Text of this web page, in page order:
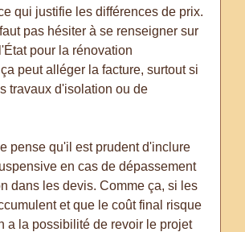
qui justifie les différences de prix.
pas hésiter à se renseigner sur
pour la rénovation
peut alléger la facture, surtout si
travaux d'isolation ou de
pense qu'il est prudent d'inclure
en cas de dépassement
dans les devis. Comme ça, si les
et que le coût final risque
a la possibilité de revoir le projet